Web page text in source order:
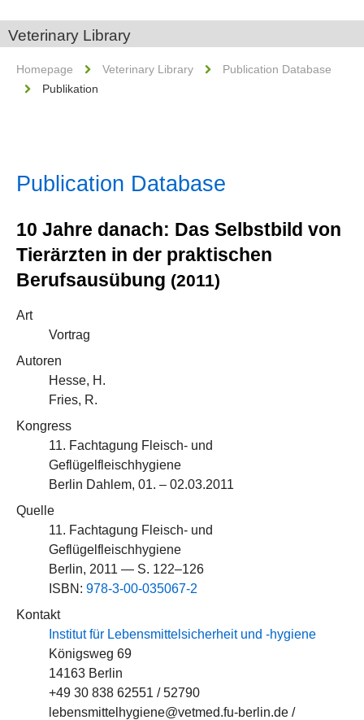
Veterinary Library
Homepage Veterinary Library
Publication Database
Publikation
Publication Database
10 Jahre danach: Das Selbstbild von
Tierärzten in der praktischen
Berufsausübung (2011)
Art
Vortrag
Autoren
Hesse, H.
Fries, R.
Kongress
11. Fachtagung Fleisch- und
Geflügelfleischhygiene
Berlin Dahlem, 01. – 02.03.2011
Quelle
11. Fachtagung Fleisch- und
Geflügelfleischhygiene
Berlin, 2011 — S. 122–126
ISBN: 978-3-00-035067-2
Kontakt
Institut für Lebensmittelsicherheit und -hygiene
Königsweg 69
14163 Berlin
+49 30 838 62551 / 52790
lebensmittelhygiene@vetmed.fu-berlin.de /